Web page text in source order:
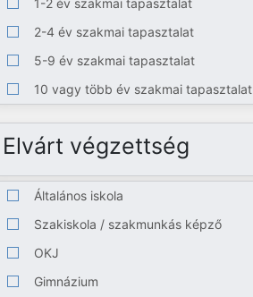
1-2 év szakmai tapasztalat
2-4 év szakmai tapasztalat
5-9 év szakmai tapasztalat
10 vagy több év szakmai tapasztalat
Elvárt végzettség
Általános iskola
Szakiskola / szakmunkás képző
OKJ
Gimnázium